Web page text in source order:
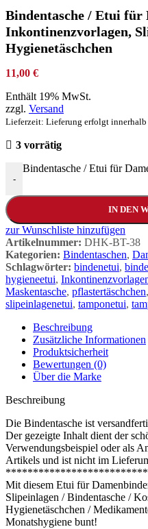
Bindentasche / Etui für
Inkontinenzvorlagen,
Hygienetäschchen
11,00 €
Enthält 19% MwSt.
zzgl. Versand
Lieferzeit: Lieferung erfolgt innerhalb
3 vorrätig
-
Bindentasche / Etui für
IN DEN
zur Wunschliste hinzufügen
Artikelnummer: DHK-BT-38
Kategorien: Bindentaschen,
Schlagwörter: bindenetui,
hygieneetui,
Maskentasche, pflastertäschchen,
slipeinlagenetui, tamponetui,
Beschreibung
Zusätzliche Informationen
Produktsicherheit
Bewertungen (0)
Über die Marke
Beschreibung
Die Bindentasche ist
Der gezeigte Inhalt dient der
Verwendungsbeispiel oder als
Artikels und ist nicht im
Mit diesem Etui für
Slipeinlagen / Bindentasche /
Hygienetäschchen /
Monatshygiene bunt!